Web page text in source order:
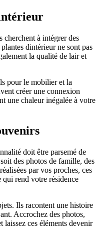
cherchent à intégrer des
dintérieur ne sont pas
la qualité de lair et
pour le mobilier et la
créer une connexion
une chaleur inégalée à votre
doit être parsemé de
des photos de famille, des
par vos proches, ces
qui rend votre résidence
Ils racontent une histoire
Accrochez des photos,
laissez ces éléments devenir